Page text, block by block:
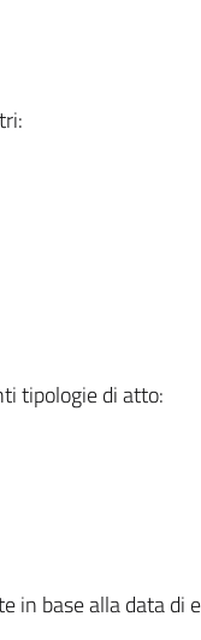
tipologie di atto:
base alla data